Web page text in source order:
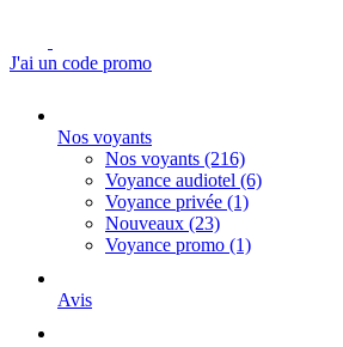
J'ai un code promo
Nos voyants
Nos voyants (216)
Voyance audiotel (6)
Voyance privée (1)
Nouveaux (23)
Voyance promo (1)
Avis